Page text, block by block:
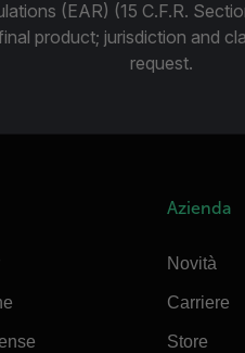
(EAR) (15 C.F.R.
product; jurisdiction and
request.
Azienda
Novità
Carriere
Store